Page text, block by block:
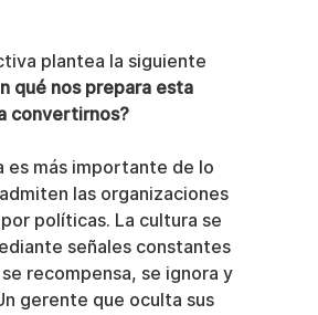
plantea la siguiente
qué nos prepara esta
convertirnos?
es más importante de lo
las organizaciones
políticas. La cultura se
señales constantes
recompensa, se ignora y
gerente que oculta sus